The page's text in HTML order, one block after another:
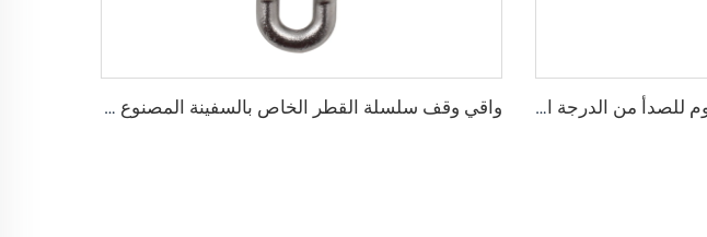
مرساة سفينة من الفولاذ المقاوم للصدأ من الدرجة البحرية 316 بنمط كlaw بروس واقي وقف سلسلة القطر الخاص بالسفينة المصنوع من الفولاذ المقاوم للصدأ 316